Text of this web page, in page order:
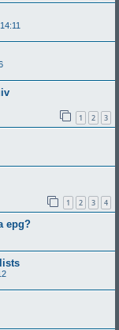
1 2 3
1 2 3 4
epg?